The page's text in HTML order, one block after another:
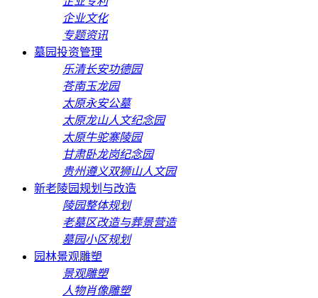
企业文化
专题资讯
墓园投资管理
乐清长安功德园
苍南玉龙园
太原永安公墓
太原龙山人文纪念园
太原牛驼寨陵园
甘肃卧龙岗纪念园
贵州遵义双狮山人文园
新老陵园规划与改造
陵园整体规划
老墓区改造与葬景营造
墓园小区规划
园林景观雕塑
景观雕塑
人物肖像雕塑